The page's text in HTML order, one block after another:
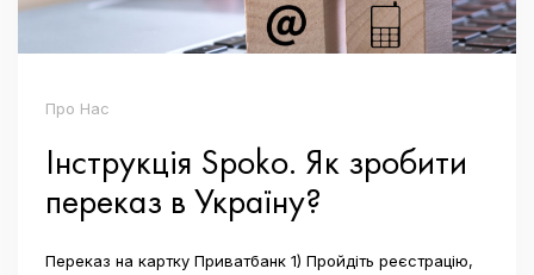
Про Нас
Інструкція Spoko. Як зробити
переказ в Україну?
Переказ на картку Приватбанк 1) Пройдіть реєстрацію,